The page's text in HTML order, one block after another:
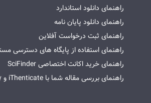
راهنمای دانلود استاندارد
راهنمای دانلود پایان نامه
راهنمای ثبت درخواست آفلاین
راهنمای استفاده از پایگاه های دسترسی
راهنمای خرید اکانت اختصاصی SciFinder
راهنمای بررسی مقاله شما با iThenticate و Grammerly